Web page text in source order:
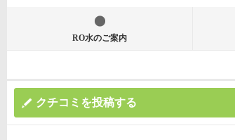
RO水のご案内
クチコミを投稿する